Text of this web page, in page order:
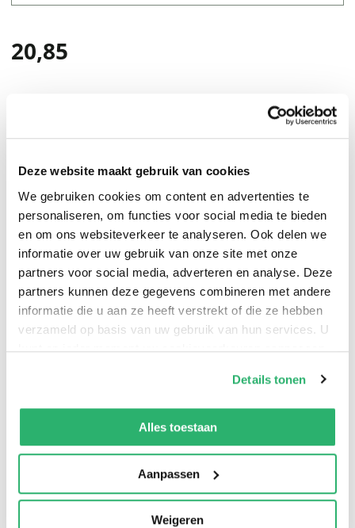
Deze website maakt gebruik van cookies
We gebruiken cookies om content en advertenties te
personaliseren, om functies voor social media te bieden
en om ons websiteverkeer te analyseren. Ook delen we
informatie over uw gebruik van onze site met onze
partners voor social media, adverteren en analyse. Deze
partners kunnen deze gegevens combineren met andere
informatie die u aan ze heeft verstrekt of die ze hebben
verzameld op basis van uw gebruik van hun services. U
kunt op ieder moment uw cookievoorkeuren aanpassen
We werken samen met13 derdendie uw gegevens
kunnen ontvangen en verwerken.
Details tonen
Alles toestaan
Aanpassen
Weigeren
20,85
A collection of works made in 2023 and 2024 in my
usual style.The works represent my thoughts, about
almost anything. Inspired by music, experiences,
environment, human life.